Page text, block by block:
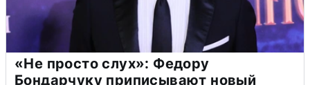
«Не просто слух»: Федору
Бондарчуку приписывают новый